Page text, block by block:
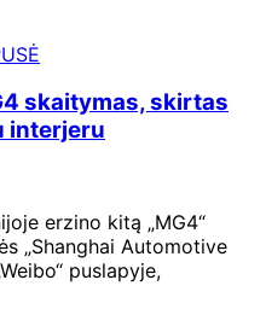
skaitymas, skirtas
interjeru
erzino kitą „MG4“
„Shanghai Automotive
puslapyje,